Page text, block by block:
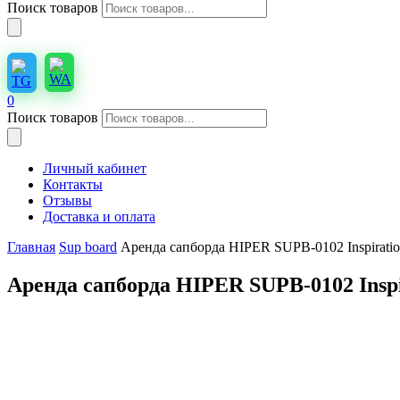
Поиск товаров
0
Поиск товаров
Личный кабинет
Контакты
Отзывы
Доставка и оплата
Главная Sup board Аренда сапборда HIPER SUPB-0102
Аренда сапборда HIPER SUPB-0102